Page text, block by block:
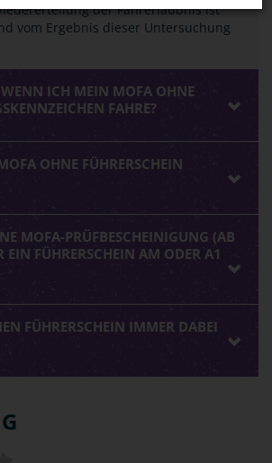
der Fahrerlaubnis ist
vom Ergebnis dieser Untersuchung
WENN ICH MEIN MOFA OHNE
FAHRE?
OHNE FÜHRERSCHEIN
MOFA-PRÜFBESCHEINIGUNG (AB
EIN FÜHRERSCHEIN AM ODER A1
FÜHRERSCHEIN IMMER DABEI